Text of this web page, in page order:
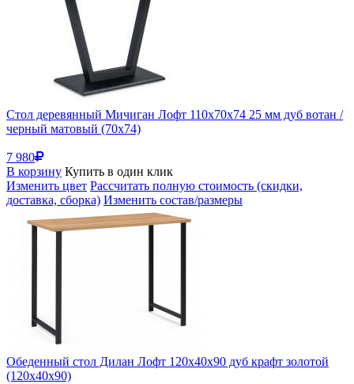
Стол деревянный Мичиган Лофт 110х70х74 25 мм дуб вотан /
черный матовый (70x74)
7 980
В корзину Купить в один клик
Изменить цвет Рассчитать полную стоимость (скидки,
доставка, сборка) Изменить состав/размеры
Обеденный стол Дилан Лофт 120х40х90 дуб крафт золотой
(120x40x90)